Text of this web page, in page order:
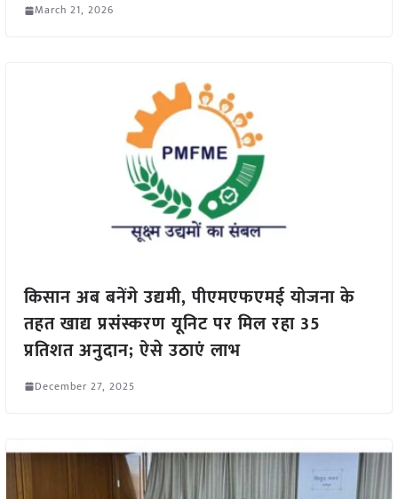
March 21, 2026
किसान अब बनेंगे उद्यमी, पीएमएफएमई योजना के
तहत खाद्य प्रसंस्करण यूनिट पर मिल रहा 35
प्रतिशत अनुदान; ऐसे उठाएं लाभ
December 27, 2025